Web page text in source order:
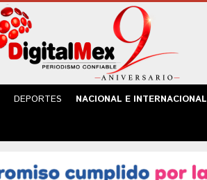
DEPORTES NACIONAL E INTERNACIONAL